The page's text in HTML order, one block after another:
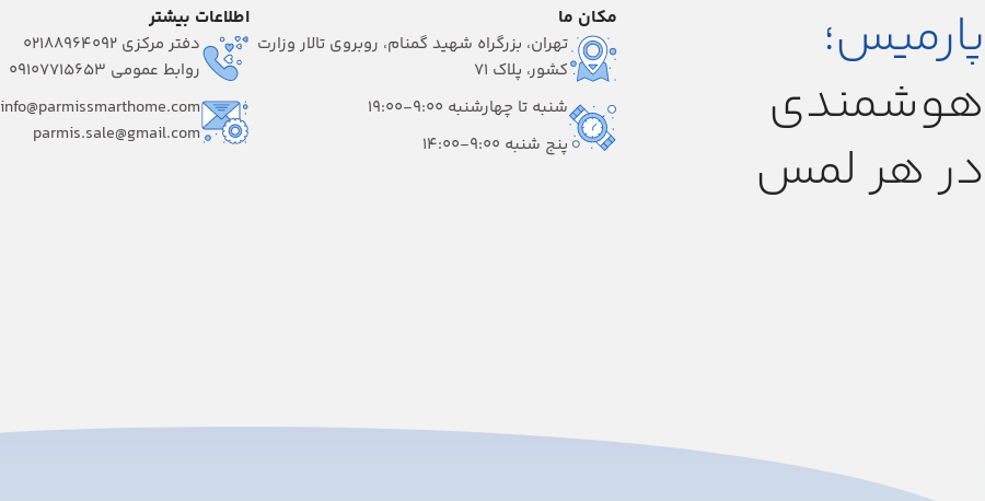
پارمیس؛
هوشمندی
در هر لمس
مکان ما
تهران، بزرگراه شهید گمنام، روبروی تالار وزارت
کشور، پلاک ۷۱
شنبه تا چهارشنبه 9:00-19:00
پنج شنبه 9:00-14:00
اطلاعات بیشتر
دفتر مرکزی 02188964092
روابط عمومی 09107715653
info@parmissmarthome.com
parmis.sale@gmail.com